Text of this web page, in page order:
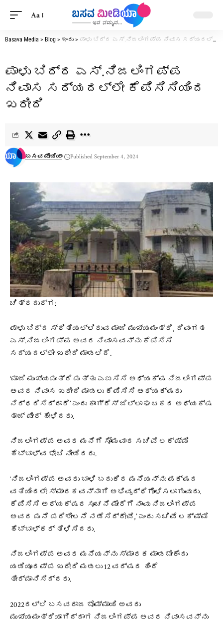
Aa
Basava Media > Blog > ಇಂದು > ಪಾಳು ಬಿದ್ದ ಎಸ್‌.ನಿಜಲಿಂಗಪ್ಪ ನಿವಾಸ ಸದ್ಯದಲ್ಲೇ ಕೆಪಿಸಿಸಿಯಿಂದ ಖರೀದಿ
ಪಾಳು ಬಿದ್ದ ಎಸ್‌.ನಿಜಲಿಂಗಪ್ಪ
ನಿವಾಸ ಸದ್ಯದಲ್ಲೇ ಕೆಪಿಸಿಸಿಯಿಂದ
ಖರೀದಿ
ಬಸವ ಮೀಡಿಯಾ Published September 4, 2024
ಚಿತ್ರದುರ್ಗ:
ಪಾಳು ಬಿದ್ದ ಸ್ಥಿತಿಯಲ್ಲಿರುವ ಮಾಜಿ ಮುಖ್ಯಮಂತ್ರಿ, ದಿವಂಗತ
ಎಸ್‌.ನಿಜಲಿಂಗಪ್ಪ ಅವರ ನಿವಾಸವನ್ನು ಕೆಪಿಸಿಸಿ
ಸದ್ಯದಲ್ಲೇ ಖರೀದಿ ಮಾಡಲಿದೆ.
‘ಮಾಜಿ ಮುಖ್ಯಮಂತ್ರಿ ಮತ್ತು ಎಐಸಿಸಿ ಅಧ್ಯಕ್ಷ ನಿಜಲಿಂಗಪ್ಪ
ಅವರ ನಿವಾಸ ಖರೀದಿ ಮಾಡಲು ಕೆಪಿಸಿಸಿ ಅಧ್ಯಕ್ಷರು
ನಿರ್ಧರಿಸಿದ್ದಾರೆ’ ಎಂದು ಕಾಂಗ್ರೆಸ್‌ ಜಿಲ್ಲಾ ಘಟಕದ ಅಧ್ಯಕ್ಷ
ತಾಜ್‌ ಪೀರ್‌ ಹೇಳಿದರು.
ನಿಜಲಿಂಗಪ್ಪ ಅವರ ಮನೆಗೆ ಸೋಮವಾರ ಸಚಿವೆ ಲಕ್ಷ್ಮಿ
ಹೆಬ್ಬಾಳ್ವ‌ ಭೇಟಿ ನೀಡಿದರು.
‘ನಿಜಲಿಂಗಪ್ಪ ಅವರು ಬಾಳಿ ಬದುಕಿದ ಮನೆಯನ್ನು ಪಕ್ಷದ
ವತಿಯಿಂದಲೇ ಸ್ಮಾರಕವನ್ನಾಗಿ ಅಭಿವೃದ್ಧಿಗೊಳಿಸಲಾಗುವುದು.
ಕೆಪಿಸಿಸಿ ಅಧ್ಯಕ್ಷರ ಸೂಚನೆ ಮೇರೆಗೆ ನಾವು ನಿಜಲಿಂಗಪ್ಪ
ಅವರ ಮನೆ ಪರಿಶೀಲನೆ ನಡೆಸಿದ್ದೇವೆ,’ ಎಂದು ಸಚಿವೆ ಲಕ್ಷ್ಮಿ
ಹೆಬ್ಬಾಳ್ಕರ್‌ ತಿಳಿಸಿದರು.
ನಿಜಲಿಂಗಪ್ಪ ಅವರ ಮನೆಯನ್ನು ಸ್ಮಾರಕ ಮಾಡಬೇಕೆಂದು
ಯಡಿಯೂರಪ್ಪ ಖರೀದಿ ಮಡಲು 12 ವರ್ಷದ ಹಿಂದೆ
ತೀರ್ಮಾನಿಸಿದ್ದರು.
2022ರಲ್ಲಿ ಬಸವರಾಜ ಬೊಮ್ಮಾಯಿ ಅವರು
ಮುಖ್ಯಮಂತ್ರಿಯಾಗಿದ್ದಾಗ ನಿಜಲಿಂಗಪ್ಪ ಅವರ ನಿವಾಸವನ್ನು